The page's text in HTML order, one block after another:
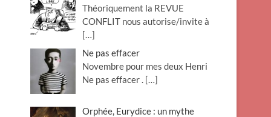
n
Théoriquement la REVUE
CONFLIT nous autorise/invite à
[…]
Ne pas effacer
Novembre pour mes deux Henri
Ne pas effacer . […]
Orphée, Eurydice : un mythe